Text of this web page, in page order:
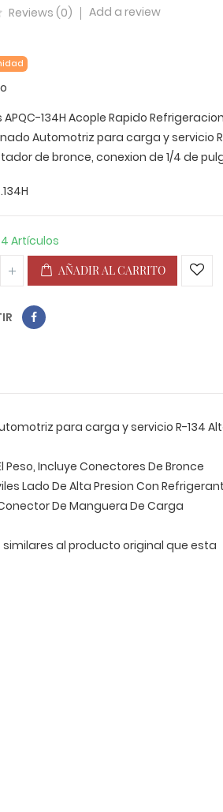
Reviews (0) Add a review
APQC-134H Acople Rapido
Automotriz para carga y servicio
de bronce, conexion de 1/4 de
Artículos
AÑADIR AL CARRITO
para carga y servicio R-134
Incluye Conectores De Bronce
Lado De Alta Presion Con
De Manguera De Carga
al producto original que esta